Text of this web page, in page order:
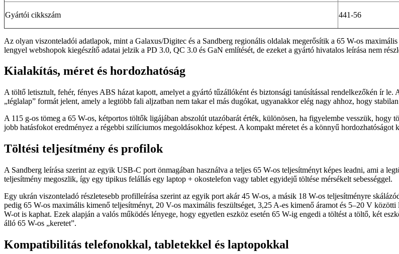
Gyártói cikkszám 441-56
Az olyan viszonteladói adatlapok, mint a Galaxus/Digitec és a Sandberg regionális oldalak megerősítik a 65 W-os
lengyel webshopok kiegészítő adatai jelzik a PD 3.0, QC 3.0 és GaN említését, de ezeket a gyártó hivatalos leírása nem
Kialakítás, méret és hordozhatóság
A töltő letisztult, fehér, fényes ABS házat kapott, amelyet a gyártó tűzállóként és biztonsági tanúsítással rendelkezőkén ír le.
„téglalap” formát jelent, amely a legtöbb fali aljzatban nem takar el más dugókat, ugyanakkor elég nagy ahhoz, hogy
A 115 g-os tömeg a 65 W-os, kétportos töltők ligájában abszolút utazóbarát érték, különösen, ha figyelembe vesszük,
jobb hatásfokot eredményez a régebbi szilíciumos megoldásokhoz képest. A kompakt méretet és a könnyű
Töltési teljesítmény és profilok
A Sandberg leírása szerint az egyik USB‑C port önmagában használva a teljes 65 W-os teljesítményt képes leadni, ami a
teljesítmény megoszlik, így egy tipikus felállás egy laptop + okostelefon vagy tablet egyidejű töltése mérsékelt sebességgel.
Egy ukrán viszonteladó részletesebb profilleírása szerint az egyik port akár 45 W-os, a másik 18 W-os teljesítményre
pedig 65 W-os maximális kimenő teljesítményt, 20 V-os maximális feszültséget, 3,25 A-es kimenő áramot és 5–20 V
W-ot is kaphat. Ezek alapján a valós működés lényege, hogy egyetlen eszköz esetén 65 W-ig engedi a töltést a töltő, két
álló 65 W-os „keretet”.
Kompatibilitás telefonokkal, tabletekkel és laptopokkal